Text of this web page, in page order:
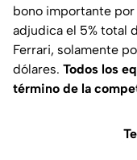
bono importante
adjudica el 5% total
Ferrari, solamente
dólares. Todos los
término de la